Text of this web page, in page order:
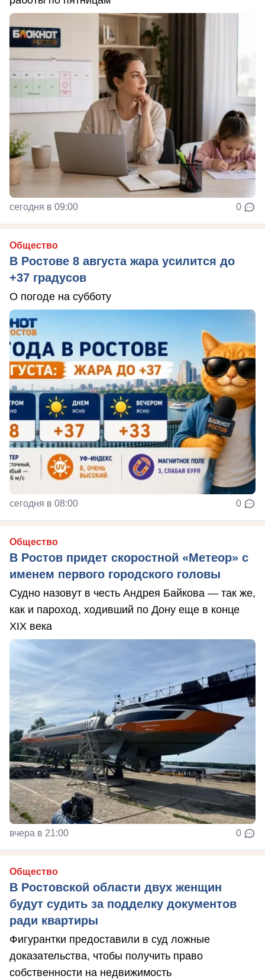
сегодня в 09:00 0
Общество
В Ростове 8 августа жара усилится до
+37 градусов
О погоде на субботу
сегодня в 08:00 0
Общество
В Ростов придет скоростной «Метеор» с
именем первого городского головы
Судно назовут в честь Андрея Байкова — так же,
как и пароход, ходивший по Дону еще в конце
XIX века
вчера в 21:00 0
Общество
В Ростовской области двух женщин
будут судить за подделку документов
ради квартиры
Фигурантки предоставили в суд ложные
доказательства, чтобы получить право
собственности на недвижимость